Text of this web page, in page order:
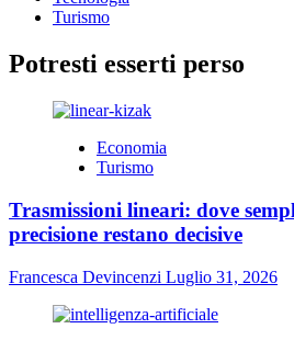
Turismo
Potresti esserti perso
Economia
Turismo
Trasmissioni lineari: dove
precisione restano decisive
Francesca Devincenzi Luglio 31, 2026